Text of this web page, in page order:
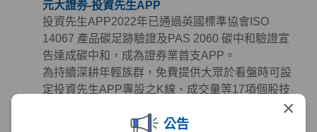
×
公告
元大證券-投資先生APP
投資先生APP2022年已通過英國標準協會ISO
14067 產品碳足跡驗證及PAS 2060 碳中和驗證宣
告達成碳中和，成為證券業首支APP。
為持續深耕年輕族群，免費提供大眾於看盤時可設
定投資先生APP專設之K線、成交量等17項個股技
術指標參數進行盤勢分析，且針對客戶提供AI智能
選股、投資策略設定及即時監控，捷徑客製化功能